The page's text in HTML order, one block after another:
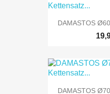
DAMASTOS
DAMASTOS